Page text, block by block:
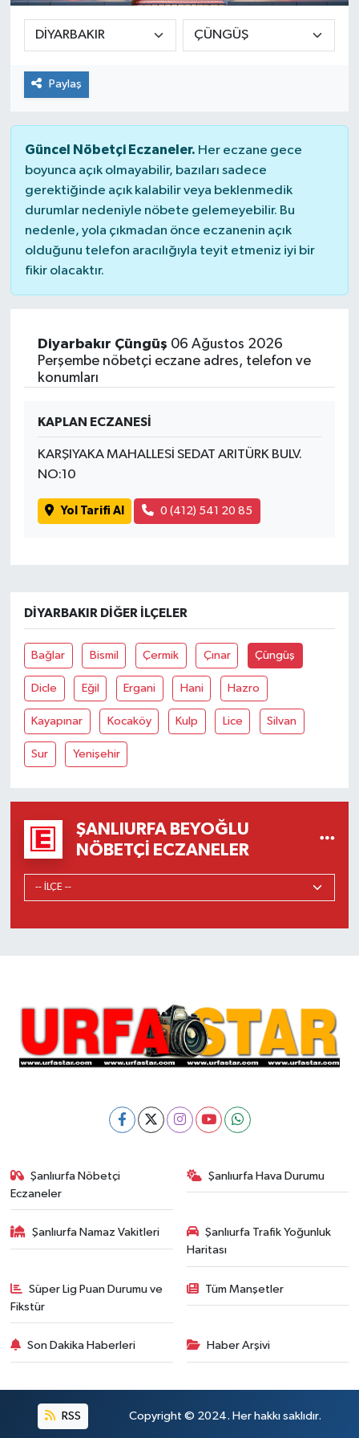
Paylaş
Güncel Nöbetçi Eczaneler. Her eczane gece
boyunca açık olmayabilir, bazıları sadece
gerektiğinde açık kalabilir veya beklenmedik
durumlar nedeniyle nöbete gelemeyebilir. Bu
nedenle, yola çıkmadan önce eczanenin açık
olduğunu telefon aracılığıyla teyit etmeniz iyi bir
fikir olacaktır.
Diyarbakır Çüngüş 06 Ağustos 2026
Perşembe nöbetçi eczane adres, telefon ve
konumları
KAPLAN ECZANESİ
KARŞIYAKA MAHALLESİ SEDAT ARITÜRK BULV.
NO:10
Yol Tarifi Al 0 (412) 541 20 85
DIYARBAKIR DIĞER İLÇELER
Bağlar Bismil Çermik Çınar Çüngüş
Dicle Eğil Ergani Hani Hazro
Kayapınar Kocaköy Kulp Lice Silvan
Sur Yenişehir
ŞANLIURFA BEYOĞLU
NÖBETÇI ECZANELER
Şanlıurfa Nöbetçi
Eczaneler
Şanlıurfa Hava Durumu
Şanlıurfa Namaz Vakitleri
Şanlıurfa Trafik Yoğunluk
Haritası
Süper Lig Puan Durumu ve
Fikstür
Tüm Manşetler
Son Dakika Haberleri Haber Arşivi
RSS Copyright © 2024. Her hakkı saklıdır.